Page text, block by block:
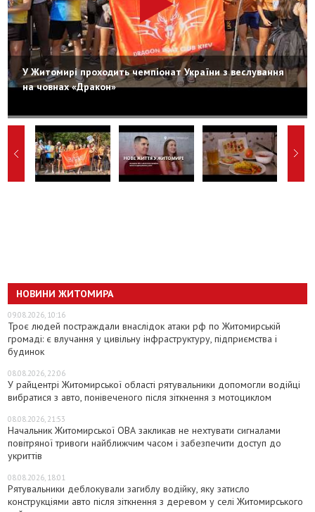
У Житомирі проходить чемпіонат України з веслування
на човнах «Дракон»
НОВИНИ ЖИТОМИРА
09.08.2026, 10:16
Троє людей постраждали внаслідок атаки рф по Житомирській
громаді: є влучання у цивільну інфраструктуру, підприємства і
будинок
08.08.2026, 22:06
У райцентрі Житомирської області рятувальники допомогли водійці
вибратися з авто, понівеченого після зіткнення з мотоциклом
08.08.2026, 21:53
Начальник Житомирської ОВА закликав не нехтувати сигналами
повітряної тривоги найближчим часом і забезпечити доступ до
укриттів
08.08.2026, 18:01
Рятувальники деблокували загиблу водійку, яку затисло
конструкціями авто після зіткнення з деревом у селі Житомирського